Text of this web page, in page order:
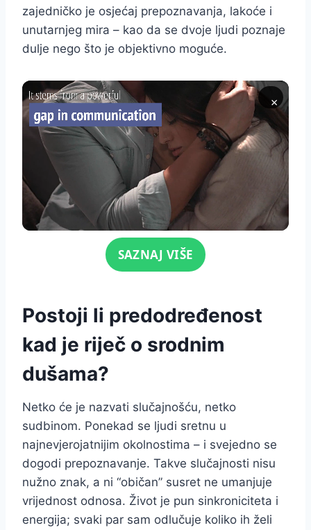
zajedničko je osjećaj prepoznavanja, lakoće i
unutarnjeg mira – kao da se dvoje ljudi poznaje
dulje nego što je objektivno moguće.
×
Click for soundSAZNAJ VIŠE
Postoji li predodređenost
kad je riječ o srodnim
dušama?
Netko će je nazvati slučajnošću, netko
sudbinom. Ponekad se ljudi sretnu u
najnevjerojatnijim okolnostima – i svejedno se
dogodi prepoznavanje. Takve slučajnosti nisu
nužno znak, a ni “običan” susret ne umanjuje
vrijednost odnosa. Život je pun sinkroniciteta i
energija; svaki par sam odlučuje koliko ih želi